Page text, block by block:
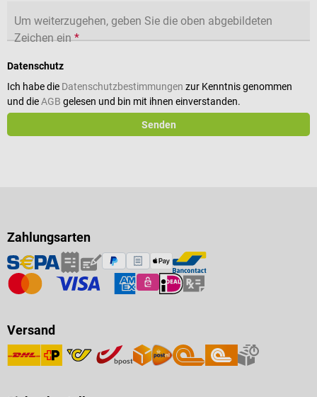
Um weiterzugehen, geben Sie die oben abgebildeten
Zeichen ein *
Datenschutz
Ich habe die Datenschutzbestimmungen zur Kenntnis genommen
und dieAGB gelesen und bin mit ihnen einverstanden.
Senden
Zahlungsarten
Versand